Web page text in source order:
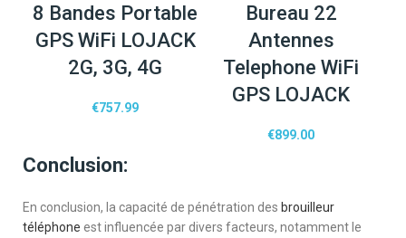
8 Bandes Portable
GPS WiFi LOJACK
2G, 3G, 4G
€757.99
Bureau 22
Antennes
Telephone WiFi
GPS LOJACK
€899.00
Conclusion:
En conclusion, la capacité de pénétration des brouilleur
téléphone est influencée par divers facteurs, notamment le